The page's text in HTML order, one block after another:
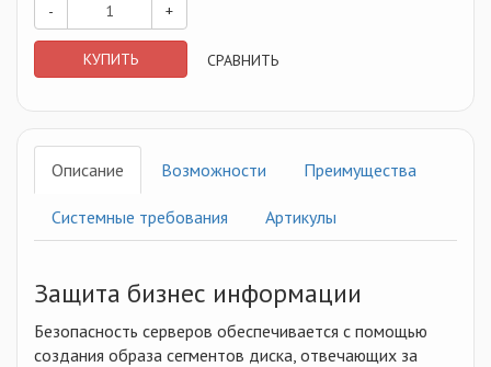
- +
КУПИТЬ СРАВНИТЬ
Описание Возможности Преимущества
Системные требования Артикулы
Защита бизнес информации
Безопасность серверов обеспечивается с помощью
создания образа сегментов диска, отвечающих за